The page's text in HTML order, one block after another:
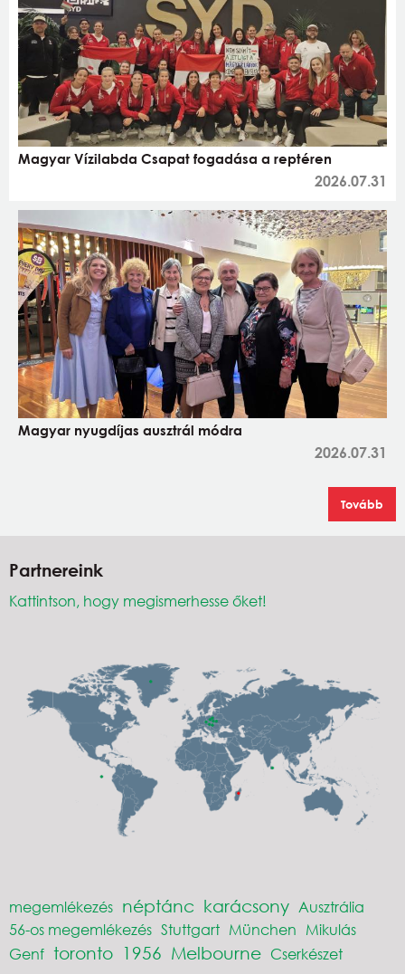
Magyar Vízilabda Csapat fogadása a reptéren
2026.07.31
Magyar nyugdíjas ausztrál módra
2026.07.31
Tovább
Partnereink
Kattintson, hogy megismerhesse őket!
megemlékezés néptánc karácsony Ausztrália
56-os megemlékezés Stuttgart München Mikulás
Genf toronto 1956 Melbourne Cserkészet